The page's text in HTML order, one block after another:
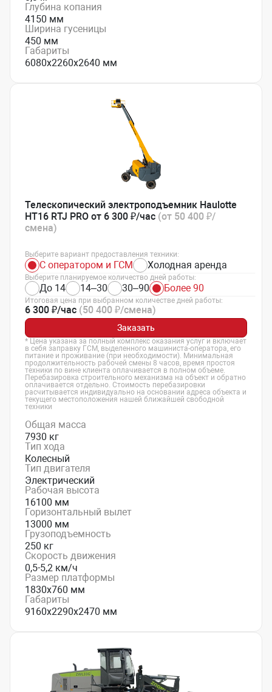
Глубина копания
4150 мм
Ширина гусеницы
450 мм
Габариты
6080х2260х2640 мм
Телескопический электроподъемник Haulotte
HT16 RTJ PRO от 6 300 ₽/час (от 50 400 ₽/
смена)
Выберите вариант предоставления техники:
С оператором и ГСМ Холодная аренда
Выберите планируемое количество дней работы:
До 14 14–30 30–90 Более 90
Итоговая цена при выбранном количестве дней работы:
6 300 ₽/час (50 400 ₽/смена)
Заказать
* Цена указана за полный комплекс оказания услуг и включает
в себя заправку ГСМ, выделенного машиниста-оператора, его
питание и проживание (при необходимости). Минимальная
продолжительность рабочей смены 8 часов, время простоя
техники по вине клиента оплачивается в полном объеме.
Перебазировка строительного механизма на объект и обратно
оплачивается отдельно. Стоимость перебазировки
расчитывается индивидуально на основании адреса объекта и
текущего местоположения нашей ближайшей свободной
техники
Общая масса
7930 кг
Тип хода
Колесный
Тип двигателя
Электрический
Рабочая высота
16100 мм
Горизонтальный вылет
13000 мм
Грузоподъемность
250 кг
Скорость движения
0,5-5,2 км/ч
Размер платформы
1830х760 мм
Габариты
9160х2290х2470 мм